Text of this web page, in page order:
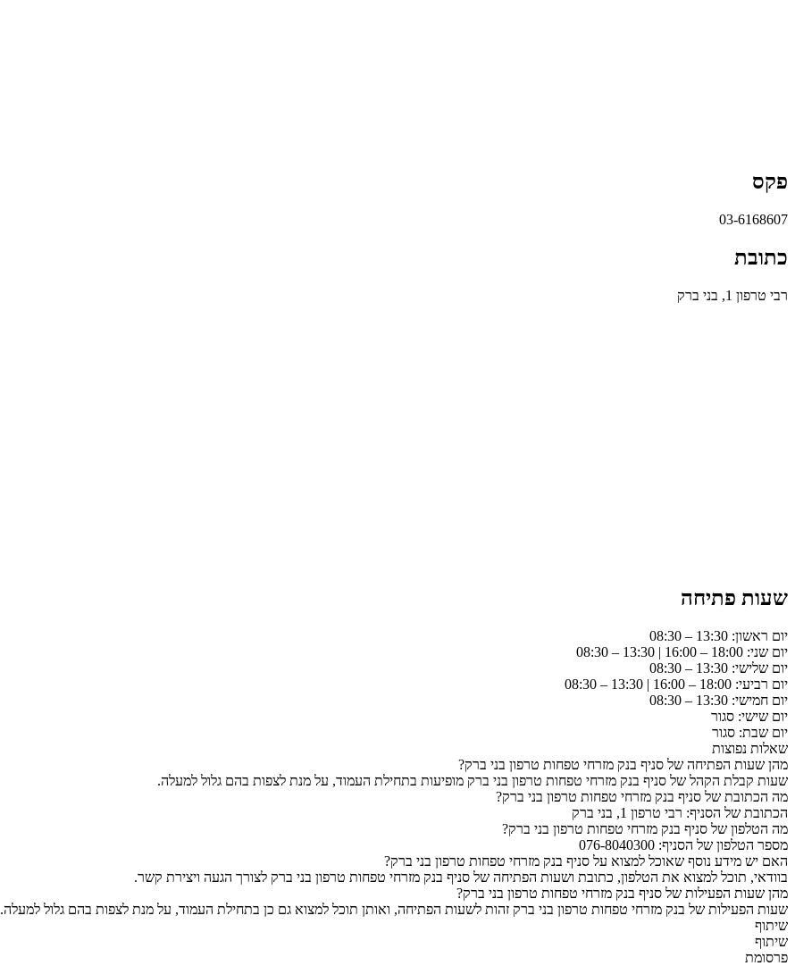
פקס
03-6168607
כתובת
רבי טרפון 1, בני ברק
שעות פתיחה
יום ראשון: 13:30 – 08:30
יום שני: 18:00 – 16:00 | 13:30 – 08:30
יום שלישי: 13:30 – 08:30
יום רביעי: 18:00 – 16:00 | 13:30 – 08:30
יום חמישי: 13:30 – 08:30
יום שישי: סגור
יום שבת: סגור
שאלות נפוצות
מהן שעות הפתיחה של סניף בנק מזרחי טפחות טרפון בני ברק?
שעות קבלת הקהל של סניף בנק מזרחי טפחות טרפון בני ברק מופיעות בתחילת העמוד, על מנת לצפות בהם גלול למעלה.
מה הכתובת של סניף בנק מזרחי טפחות טרפון בני ברק?
הכתובת של הסניף: רבי טרפון 1, בני ברק
מה הטלפון של סניף בנק מזרחי טפחות טרפון בני ברק?
מספר הטלפון של הסניף: 076-8040300
האם יש מידע נוסף שאוכל למצוא על סניף בנק מזרחי טפחות טרפון בני ברק?
בוודאי, תוכל למצוא את הטלפון, כתובת ושעות הפתיחה של סניף בנק מזרחי טפחות טרפון בני ברק לצורך הגעה ויצירת קשר.
מהן שעות הפעילות של סניף בנק מזרחי טפחות טרפון בני ברק?
שעות הפעילות של בנק מזרחי טפחות טרפון בני ברק זהות לשעות הפתיחה, ואותן תוכל למצוא גם כן בתחילת העמוד, על מנת לצפות בהם גלול למעלה.
שיתוף
שיתוף
פרסומת